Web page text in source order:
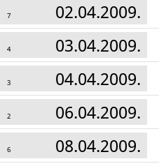
7 02.04.2009.
4 03.04.2009.
3 04.04.2009.
2 06.04.2009.
6 08.04.2009.